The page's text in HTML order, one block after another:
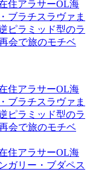
住アラサーOL海
ブラチスラヴァま
ピラミッド型のラ
会で旅のモチベ
住アラサーOL海
ブラチスラヴァま
ピラミッド型のラ
会で旅のモチベ
住アラサーOL海
ガリー・ブダペス